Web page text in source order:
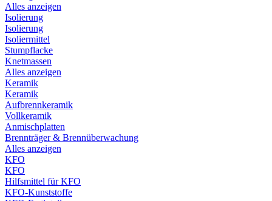
Alles anzeigen
Isolierung
Isolierung
Isoliermittel
Stumpflacke
Knetmassen
Alles anzeigen
Keramik
Keramik
Aufbrennkeramik
Vollkeramik
Anmischplatten
Brennträger & Brennüberwachung
Alles anzeigen
KFO
KFO
Hilfsmittel für KFO
KFO-Kunststoffe